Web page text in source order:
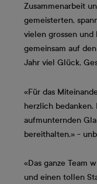
Zusammenarbeit
gemeisterten,
vielen grossen und
gemeinsam auf
Jahr viel Glück,
«Für das
herzlich bedanken.
aufmunternden
bereithalten.» -
«Das ganze Team
und einen tollen